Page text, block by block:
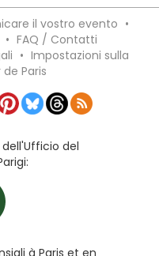
il vostro evento •
• FAQ / Contatti
• Impostazioni sulla
de Paris
del